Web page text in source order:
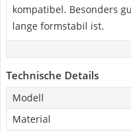
kompatibel. Besonders
lange formstabil ist.
Technische Details
Modell
Material